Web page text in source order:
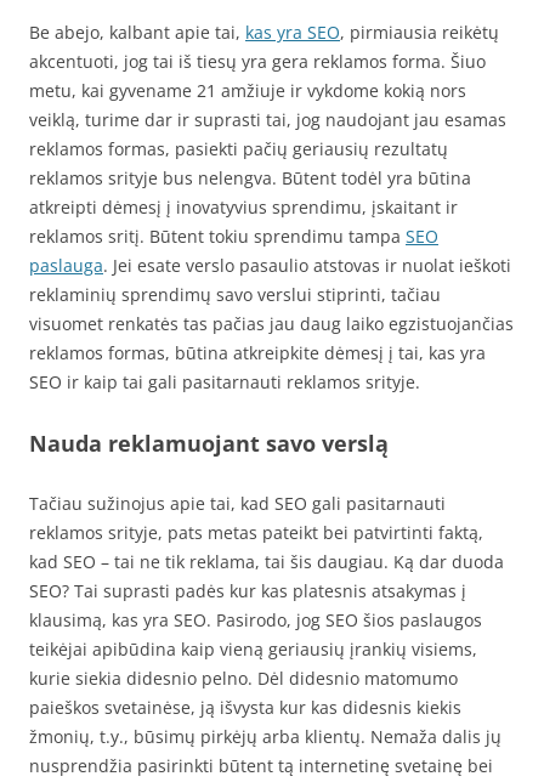
Be abejo, kalbant apie tai, kas yra SEO, pirmiausia reikėtų
akcentuoti, jog tai iš tiesų yra gera reklamos forma. Šiuo
metu, kai gyvename 21 amžiuje ir vykdome kokią nors
veiklą, turime dar ir suprasti tai, jog naudojant jau esamas
reklamos formas, pasiekti pačių geriausių rezultatų
reklamos srityje bus nelengva. Būtent todėl yra būtina
atkreipti dėmesį į inovatyvius sprendimu, įskaitant ir
reklamos sritį. Būtent tokiu sprendimu tampa SEO
paslauga. Jei esate verslo pasaulio atstovas ir nuolat ieškoti
reklaminių sprendimų savo verslui stiprinti, tačiau
visuomet renkatės tas pačias jau daug laiko egzistuojančias
reklamos formas, būtina atkreipkite dėmesį į tai, kas yra
SEO ir kaip tai gali pasitarnauti reklamos srityje.
Nauda reklamuojant savo verslą
Tačiau sužinojus apie tai, kad SEO gali pasitarnauti
reklamos srityje, pats metas pateikt bei patvirtinti faktą,
kad SEO – tai ne tik reklama, tai šis daugiau. Ką dar duoda
SEO? Tai suprasti padės kur kas platesnis atsakymas į
klausimą, kas yra SEO. Pasirodo, jog SEO šios paslaugos
teikėjai apibūdina kaip vieną geriausių įrankių visiems,
kurie siekia didesnio pelno. Dėl didesnio matomumo
paieškos svetainėse, ją išvysta kur kas didesnis kiekis
žmonių, t.y., būsimų pirkėjų arba klientų. Nemaža dalis jų
nusprendžia pasirinkti būtent tą internetinę svetainę bei